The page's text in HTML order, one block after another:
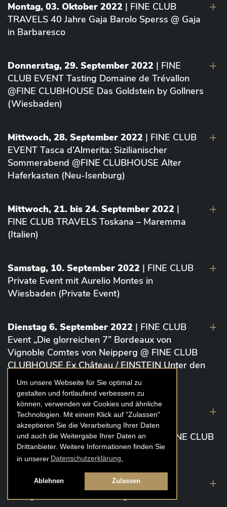
Um unsere Webseite für Sie optimal zu
gestalten und fortlaufend verbessern zu
können, verwenden wir Cookies und ähnliche
Technologien. Mit einem Klick auf "Zulassen"
akzeptieren Sie die Verarbeitung Ihrer Daten
und auch die Weitergabe Ihrer Daten an
Drittanbieter. Weitere Informationen finden Sie
in unserer Datenschutzerklärung.
Ablehnen Zulassen
Montag, 03. Oktober 2022 | FINE CLUB
TRAVELS 40 Jahre Gaja Barolo Sperss @ Gaja
in Barbaresco
Donnerstag, 29. September 2022 | FINE
CLUB EVENT Tasting Domaine de Trévallon
@FINE CLUBHOUSE Das Goldstein by Gollners
(Wiesbaden)
Mittwoch, 28. September 2022 | FINE CLUB
EVENT Tasca d’Almerita: Sizilianischer
Sommerabend @FINE CLUBHOUSE Alter
Haferkasten (Neu-Isenburg)
Mittwoch, 21. bis 24. September 2022 |
FINE CLUB TRAVELS Toskana – Maremma
(Italien)
Samstag, 10. September 2022 | FINE CLUB
Private Event mit Aurelio Montes in
Wiesbaden (Private Event)
Dienstag 6. September 2022 | FINE CLUB
Event „Die glorreichen 7” Bordeaux von
Vignoble Comtes von Neipperg @ FINE CLUB
CLUBHOUSE Ex Château / EINSTEIN Unter den
Linden (Berlin)
19. August 2022| FINE CLUB Academy
Caviar „Die glorreichen 7“ Riesling Große
Gewächse von der Mosel aus 2020 @ FINE CLUB
Clubhouse Prunier Cologne (Köln)
29. Juli 2022
| Weinbergwanderung
Weingüter Geheimrat J. Wegeler